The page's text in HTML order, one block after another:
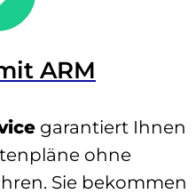
ARM
garantiert Ihnen
ohne
Sie bekommen